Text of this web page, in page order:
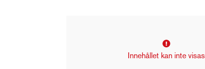
Innehållet kan inte visas